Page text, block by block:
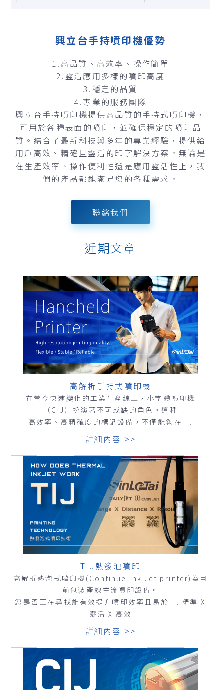
興立台手持噴印機優勢
1.高品質、高效率、操作簡單
2.靈活應用多樣的噴印高度
3.穩定的品質
4.專業的服務團隊
興立台手持噴印機提供高品質的手持式噴印機，
可用於各種表面的噴印，並確保穩定的噴印品
質。結合了最新科技與多年的專業經驗，提供給
用戶高效、精確且靈活的印字解決方案。無論是
在生產效率、操作便利性還是應用靈活性上，我
們的產品都能滿足您的各種需求。
聯絡我們
近期文章
高解析手持式噴印機
在當今快速變化的工業生產線上，小字體噴印機
（CIJ）扮演著不可或缺的角色。這種
高效率、高精確度的標記設備，不僅能夠在 ...
詳細內容 >>
TIJ熱發泡噴印
高解析熱泡式噴印機(Continue Ink Jet printer)為目
前包裝產線主流噴印設備。
您是否正在尋找能有效提升噴印效率且易於 ... 精準 X
靈活 X 高效
詳細內容 >>